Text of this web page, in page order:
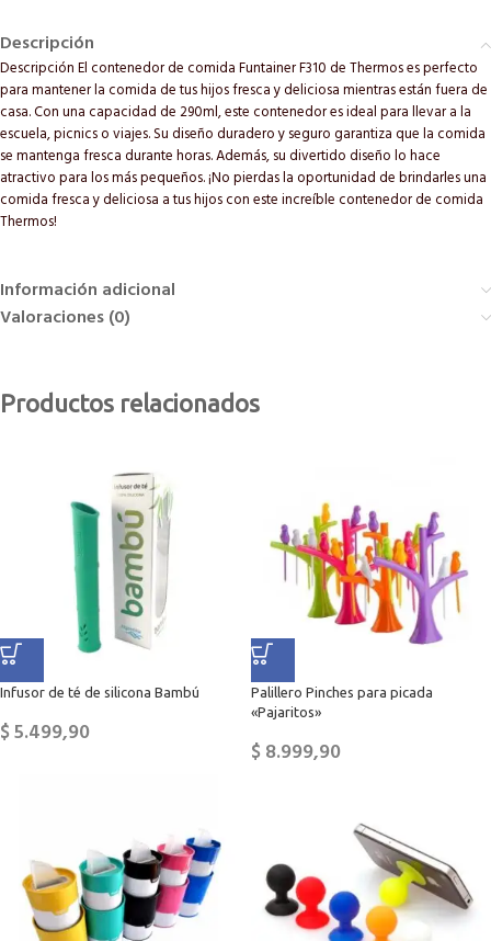
Descripción
Descripción El contenedor de comida Funtainer F310 de Thermos es perfecto
para mantener la comida de tus hijos fresca y deliciosa mientras están fuera de
casa. Con una capacidad de 290ml, este contenedor es ideal para llevar a la
escuela, picnics o viajes. Su diseño duradero y seguro garantiza que la comida
se mantenga fresca durante horas. Además, su divertido diseño lo hace
atractivo para los más pequeños. ¡No pierdas la oportunidad de brindarles una
comida fresca y deliciosa a tus hijos con este increíble contenedor de comida
Thermos!
Información adicional
Valoraciones (0)
Productos relacionados
Infusor de té de silicona Bambú
$5.499,90
Palillero Pinches para picada
«Pajaritos»
$8.999,90